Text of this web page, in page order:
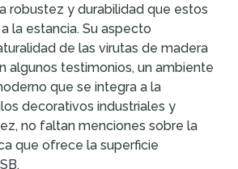
robustez y durabilidad que estos
la estancia. Su aspecto
de las virutas de madera
algunos testimonios, un ambiente
que se integra a la
decorativos industriales y
no faltan menciones sobre la
que ofrece la superficie